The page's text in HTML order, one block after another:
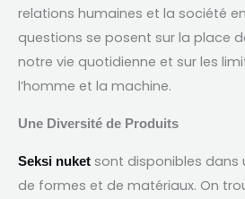
relations humaines et la société
questions se posent sur la place
notre vie quotidienne et sur les
l’homme et la machine.
Une Diversité de Produits
Seksi nuket sont disponibles dans
de formes et de matériaux. On